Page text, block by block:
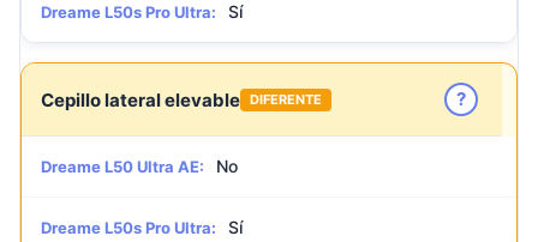
Dreame L50s Pro Ultra: Sí
Cepillo lateral elevable DIFERENTE ?
Dreame L50 Ultra AE: No
Dreame L50s Pro Ultra: Sí